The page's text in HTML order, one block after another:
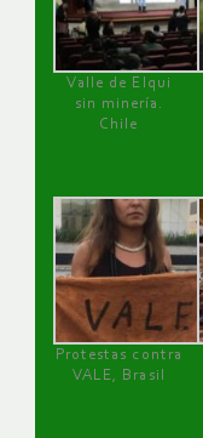
Valle de Elqui
sin minería.
Chile
Protestas contra
VALE, Brasil